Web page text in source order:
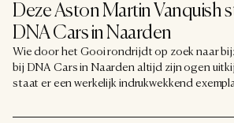
Deze Aston Martin Vanquish
DNA Cars in Naarden
Wie door het Gooi rondrijdt op zoek naar
bij DNA Cars in Naarden altijd zijn ogen
staat er een werkelijk indrukwekkend
met een carbon-keramisch remsysteem en